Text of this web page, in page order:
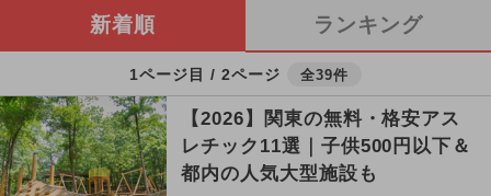
新着順 ランキング
1ページ目 / 2ページ 全39件
【2026】関東の無料・格安アス
レチック11選｜子供500円以下＆
都内の人気大型施設も